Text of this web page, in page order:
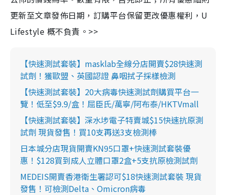
更新至文章發佈日期，訂購平台保留更改優惠權利，U
Lifestyle 概不負責。>>
【快速測試套裝】masklab全線分店開賣$28快速測
試劑！獲歐盟、英國認證 鼻咽拭子採樣檢測
【快速測試套裝】20大病毒快速測試劑購買平台一
覽！低至$9.9/盒！屈臣氏/萬寧/阿布泰/HKTVmall
【快速測試套裝】深水埗電子特賣城$15快速抗原測
試劑 現貨發售！買10支再送3支檢測棒
日本城分店現貨開賣KN95口罩+快速測試套裝優
惠！$128買到成人立體口罩2盒+5支抗原檢測試劑
MEDEIS開賣香港衛生署認可$18快速測試套裝 現貨
發售！可檢測Delta、Omicron病毒